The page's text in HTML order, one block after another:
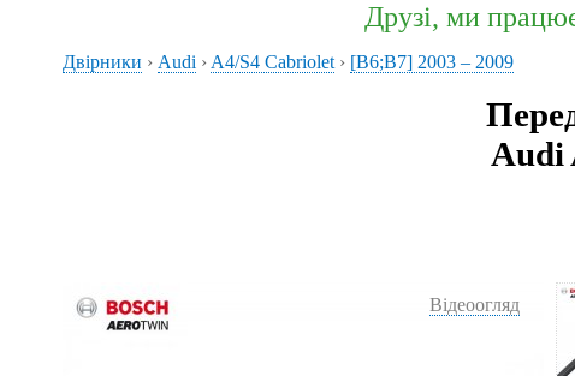
Друзі, ми
Двірники › Audi › A4/S4 Cabriolet › [B6;B7] 2003 – 2009
Audi
Відеоогляд